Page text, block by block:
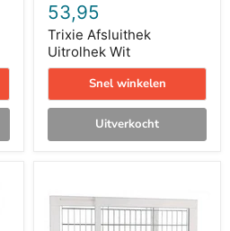
53,95
Trixie Afsluithek
Uitrolhek Wit
Snel winkelen
Uitverkocht
Afsluithek
Uitschuifbaar